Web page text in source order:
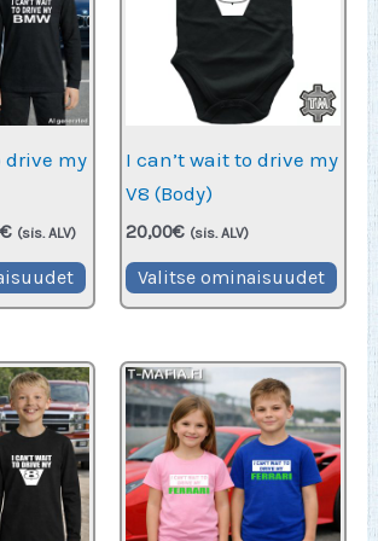
tehdä
valinnat
tuotteen
sivulla.
drive my
€Hintaluokka:
-
22,00€
(sis. ALV)
Tällä
tuotteella
useampi
muunnelma.
Voit
tehdä
valinnat
I can’t wait to drive my
V8 (Body)
20,00€ (sis. ALV)
Valitse ominaisuudet
Voit